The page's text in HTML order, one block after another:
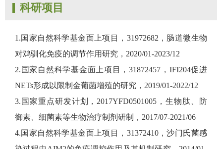
科研项目
1.国家自然科学基金面上项目，31972682，肠道微生物
对鸡驯化免疫的调节作用研究，2020/01-2023/12
2.国家自然科学基金面上项目，31872457，IFI204促进
NETs形成以限制金葡菌增殖的研究，2019/01-2022/12
3.国家重点研发计划，2017YFD0501005，生物肽、防
御素、细菌素等生物治疗制剂研制，2017/07-2021/06
4.国家自然科学基金面上项目，31372410，沙门氏菌感